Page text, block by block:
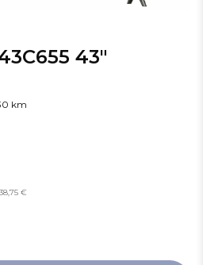
43"
km
€